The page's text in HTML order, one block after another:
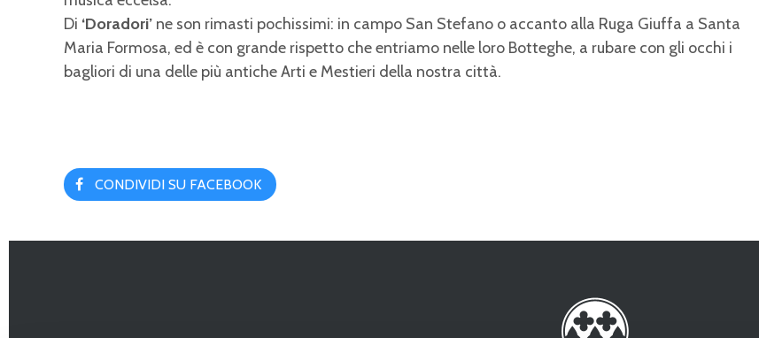
Di ‘Doradori’ ne son rimasti pochissimi: in campo San Stefano o accanto alla Ruga Giuffa a Santa
Maria Formosa, ed è con grande rispetto che entriamo nelle loro Botteghe, a rubare con gli occhi i
bagliori di una delle più antiche Arti e Mestieri della nostra città.
CONDIVIDI SU FACEBOOK